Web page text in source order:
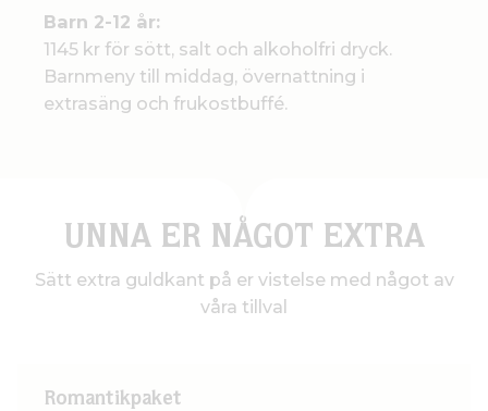
Barn 2-12 år:
1145 kr för sött, salt och alkoholfri dryck.
Barnmeny till middag, övernattning i
extrasäng och frukostbuffé.
UNNA ER NÅGOT EXTRA
Sätt extra guldkant på er vistelse med något av
våra tillval
Romantikpaket